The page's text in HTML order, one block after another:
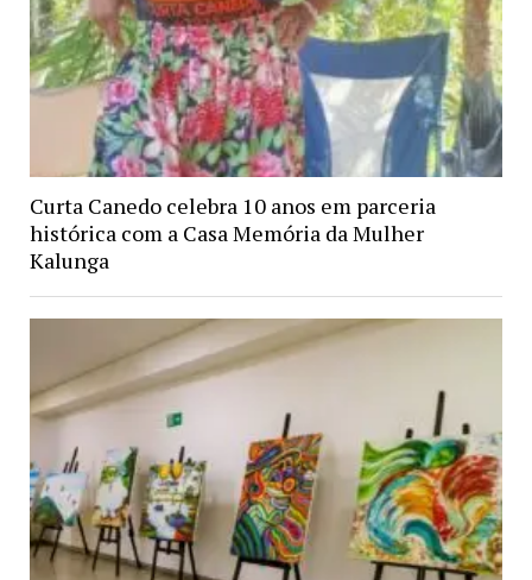
Curta Canedo celebra 10 anos em parceria
histórica com a Casa Memória da Mulher
Kalunga